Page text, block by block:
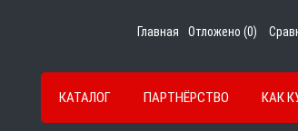
Главная Отложено (0)
КАТАЛОГ ПАРТНЁРСТВО КАК